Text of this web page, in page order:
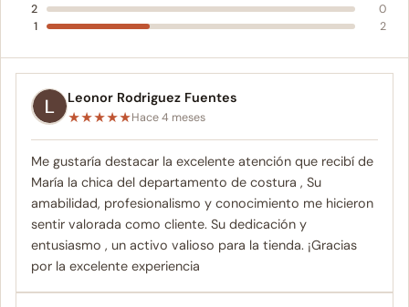
2
0
1
2
Leonor Rodriguez Fuentes
★★★★★Hace 4 meses
Me gustaría destacar la excelente atención que recibí de
María la chica del departamento de costura , Su
amabilidad, profesionalismo y conocimiento me hicieron
sentir valorada como cliente. Su dedicación y
entusiasmo , un activo valioso para la tienda. ¡Gracias
por la excelente experiencia